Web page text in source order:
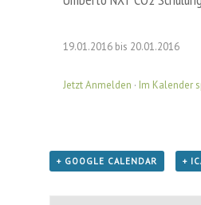
19.01.2016 bis 20.01.2016
Jetzt Anmelden · Im Kalender
+ GOOGLE CALENDAR +